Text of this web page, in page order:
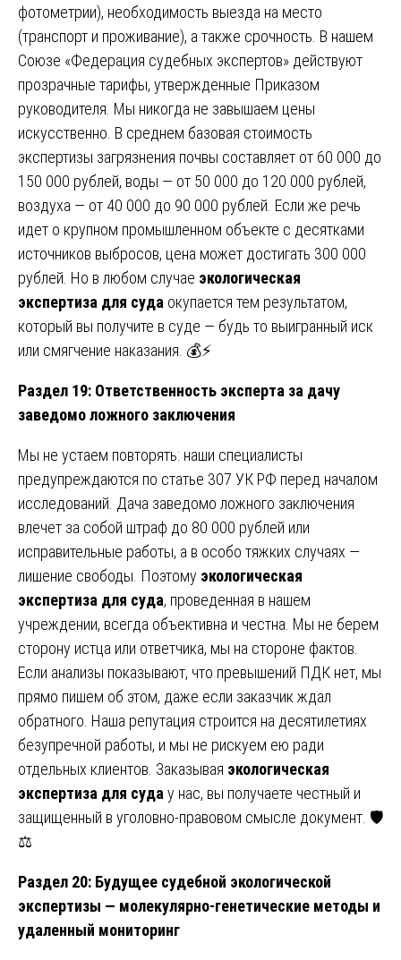
фотометрии), необходимость выезда на место
(транспорт и проживание), а также срочность. В нашем
Союзе «Федерация судебных экспертов» действуют
прозрачные тарифы, утвержденные Приказом
руководителя. Мы никогда не завышаем цены
искусственно. В среднем базовая стоимость
экспертизы загрязнения почвы составляет от 60 000 до
150 000 рублей, воды — от 50 000 до 120 000 рублей,
воздуха — от 40 000 до 90 000 рублей. Если же речь
идет о крупном промышленном объекте с десятками
источников выбросов, цена может достигать 300 000
рублей. Но в любом случае экологическая
экспертиза для суда окупается тем результатом,
который вы получите в суде — будь то выигранный иск
или смягчение наказания. 💰⚡
Раздел 19: Ответственность эксперта за дачу
заведомо ложного заключения
Мы не устаем повторять: наши специалисты
предупреждаются по статье 307 УК РФ перед началом
исследований. Дача заведомо ложного заключения
влечет за собой штраф до 80 000 рублей или
исправительные работы, а в особо тяжких случаях —
лишение свободы. Поэтому экологическая
экспертиза для суда, проведенная в нашем
учреждении, всегда объективна и честна. Мы не берем
сторону истца или ответчика, мы на стороне фактов.
Если анализы показывают, что превышений ПДК нет, мы
прямо пишем об этом, даже если заказчик ждал
обратного. Наша репутация строится на десятилетиях
безупречной работы, и мы не рискуем ею ради
отдельных клиентов. Заказывая экологическая
экспертиза для судау нас, вы получаете честный и
защищенный в уголовно-правовом смысле документ. 🛡️
⚖️
Раздел 20: Будущее судебной экологической
экспертизы — молекулярно-генетические методы и
удаленный мониторинг